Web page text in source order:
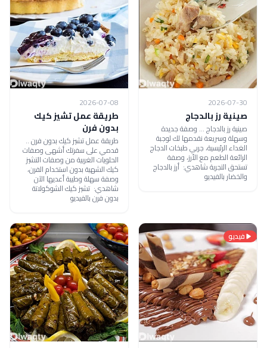
2026-07-30
صينية رز بالدجاج
صينية رز بالدجاج ... وصفة جديدة
وسهلة وسريعة نقدمها لك لوجبة
الغداء الرئيسية، جربي طبخات الدجاج
الرائعة الطعم مع الأرز، وصفة
تستحق التجربة شاهدي: أرز بالدجاج
والخضار بالفيديو
2026-07-08
طريقة عمل تشيز كيك
بدون فرن
طريقة عمل تشيز كيك بدون فرن ..
قدمي على سفرتك أشهى وصفات
الحلويات الغربية من وصفات التشيز
كيك الشهية بدون استخدام الفرن،
وصفة سهلة وطيبة أعديها الآن
شاهدي: تشيز كيك الشوكولاتة
بدون فرن بالفيديو
فيديو